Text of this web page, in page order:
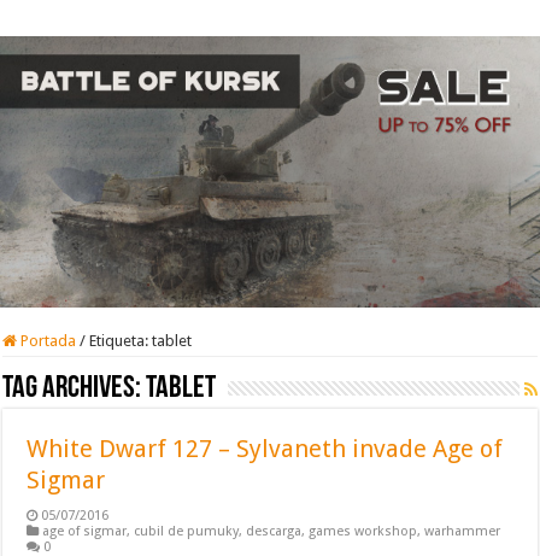
Portada / Etiqueta:tablet
Tag Archives:tablet
White Dwarf 127 – Sylvaneth invade Age of
Sigmar
05/07/2016
age of sigmar, cubil de pumuky, descarga, games workshop,warhammer
0